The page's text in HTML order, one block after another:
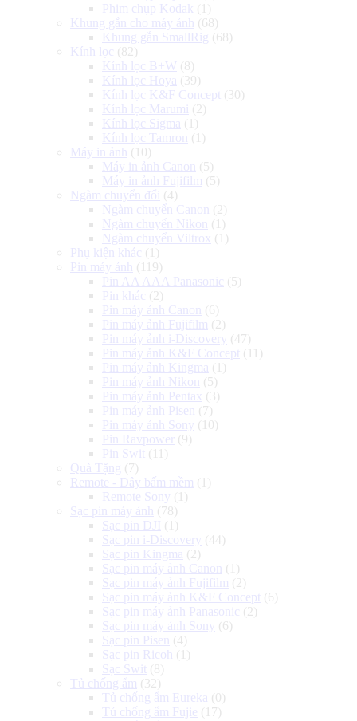
Phim chụp Kodak (1)
Khung gắn cho máy ảnh
(68)
Khung gắn SmallRig (68)
Kính lọc (82)
Kính lọc B+W (8)
Kính lọc Hoya (39)
Kính lọc K&F Concept (30)
Kính lọc Marumi (2)
Kính lọc Sigma (1)
Kính lọc Tamron
(1)
Máy in ảnh
(10)
Máy in ảnh Canon
(5)
Máy in ảnh Fujifilm (5)
Ngàm chuyển đổi (4)
Ngàm chuyển Canon
(2)
Ngàm chuyển Nikon
(1)
Ngàm chuyển Viltrox (1)
Phụ kiện khác (1)
Pin máy ảnh
(119)
Pin AA AAA Panasonic (5)
Pin khác (2)
Pin máy ảnh Canon
(6)
Pin máy ảnh Fujifilm (2)
Pin máy ảnh i-Discovery (47)
Pin máy ảnh K&F Concept (11)
Pin máy ảnh Kingma (1)
Pin máy ảnh Nikon
(5)
Pin máy ảnh Pentax (3)
Pin máy ảnh Pisen
(7)
Pin máy ảnh Sony (10)
Pin Ravpower
(9)
Pin Swit (11)
Quà Tặng (7)
Remote - Dây bấm mềm (1)
Remote Sony (1)
Sạc pin máy ảnh
(78)
Sạc pin DJI (1)
Sạc pin i-Discovery (44)
Sạc pin Kingma (2)
Sạc pin máy ảnh Canon
(1)
Sạc pin máy ảnh Fujifilm (2)
Sạc pin máy ảnh K&F Concept (6)
Sạc pin máy ảnh Panasonic (2)
Sạc pin máy ảnh Sony (6)
Sạc pin Pisen
(4)
Sạc pin Ricoh
(1)
Sạc Swit (8)
Tủ chống ẩm (32)
Tủ chống ẩm Eureka (0)
Tủ chống ẩm Fujie (17)